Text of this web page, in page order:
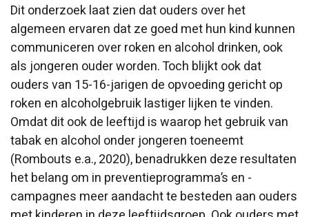
Dit onderzoek laat zien dat ouders over het
algemeen ervaren dat ze goed met hun kind kunnen
communiceren over roken en alcohol drinken, ook
als jongeren ouder worden. Toch blijkt ook dat
ouders van 15-16-jarigen de opvoeding gericht op
roken en alcoholgebruik lastiger lijken te vinden.
Omdat dit ook de leeftijd is waarop het gebruik van
tabak en alcohol onder jongeren toeneemt
(Rombouts e.a., 2020), benadrukken deze resultaten
het belang om in preventieprogramma’s en -
campagnes meer aandacht te besteden aan ouders